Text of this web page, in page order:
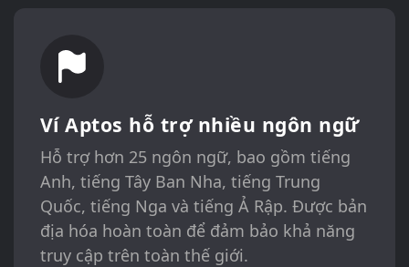
Ví Aptos hỗ trợ nhiều ngôn ngữ
Hỗ trợ hơn 25 ngôn ngữ, bao gồm tiếng
Anh, tiếng Tây Ban Nha, tiếng Trung
Quốc, tiếng Nga và tiếng Ả Rập. Được bản
địa hóa hoàn toàn để đảm bảo khả năng
truy cập trên toàn thế giới.